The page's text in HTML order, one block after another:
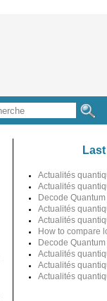
Actualités
Actualités
Decode
Actualités
Actualités
How to compare
Decode
Actualités
Actualités
Actualités